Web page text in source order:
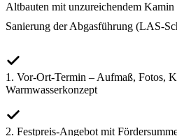
Altbauten mit unzureichendem
Sanierung der Abgasführung (LAS-
1. Vor-Ort-Termin – Aufmaß, Fotos,
Warmwasserkonzept
2. Festpreis-Angebot mit